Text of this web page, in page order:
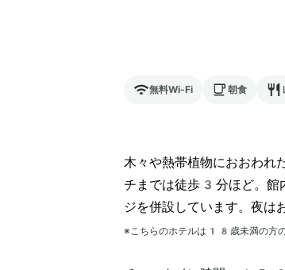
無料Wi-Fi 朝食
木々や熱帯植物におおわれ
チまでは徒歩3分ほど。館
ジを併設しています。夜は
※こちらのホテルは 18 歳未満の方